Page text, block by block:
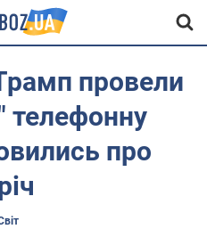
провели
телефонну
про